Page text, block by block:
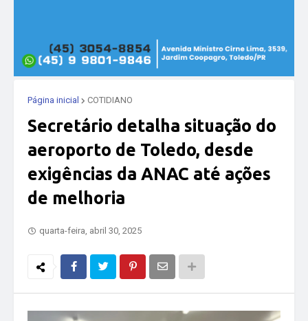
Página inicial COTIDIANO
Secretário detalha situação do
aeroporto de Toledo, desde
exigências da ANAC até ações
de melhoria
quarta-feira, abril 30, 2025